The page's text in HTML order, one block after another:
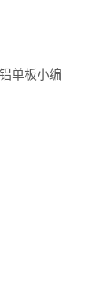
单板小编